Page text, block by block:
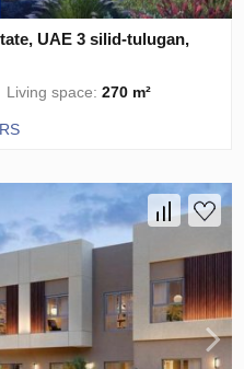
UAE 3 silid-tulugan,
Living space:270 m²